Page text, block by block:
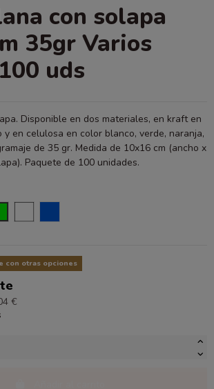
con solapa
35gr Varios
uds
Disponible en dos materiales, en kraft en
en celulosa en color blanco, verde, naranja,
de 35 gr. Medida de 10x16 cm (ancho x
Paquete de 100 unidades.
con otras opciones
€